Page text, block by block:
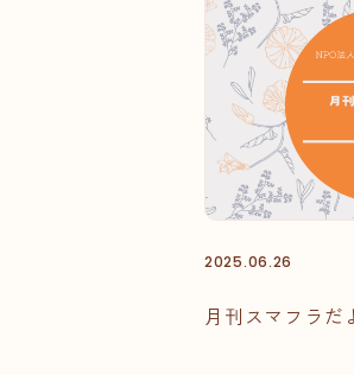
2025.06.26
月刊スマフラだ